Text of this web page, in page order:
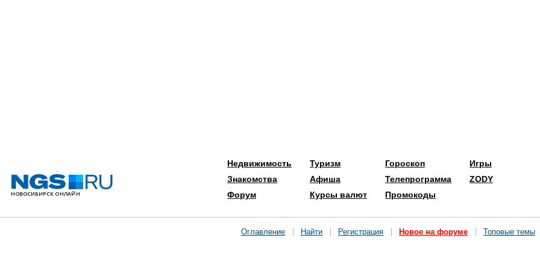
Недвижимость
Знакомства
Форум
Туризм
Афиша
Курсы валют
Гороскоп
Телепрограмма
Промокоды
Игры
ZODY
Оглавление Найти Регистрация Новое на форуме Топовые темы